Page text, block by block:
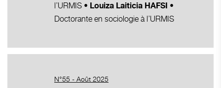
l’URMIS • Louiza Laiticia HAFSI •
Doctorante en sociologie à l’URMIS
N°55 - Août 2025